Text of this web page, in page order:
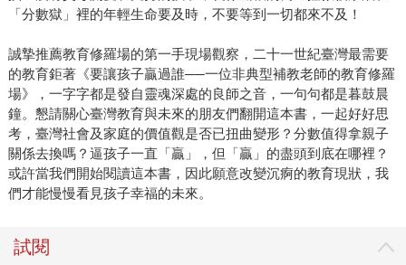
「分數獄」裡的年輕生命要及時，不要等到一切都來不及！
誠摯推薦教育修羅場的第一手現場觀察，二十一世紀臺灣最需要
的教育鉅著《要讓孩子贏過誰──一位非典型補教老師的教育修羅
場》，一字字都是發自靈魂深處的良師之音，一句句都是暮鼓晨
鐘。懇請關心臺灣教育與未來的朋友們翻開這本書，一起好好思
考，臺灣社會及家庭的價值觀是否已扭曲變形？分數值得拿親子
關係去換嗎？逼孩子一直「贏」，但「贏」的盡頭到底在哪裡？
或許當我們開始閱讀這本書，因此願意改變沉痾的教育現狀，我
們才能慢慢看見孩子幸福的未來。
試閱